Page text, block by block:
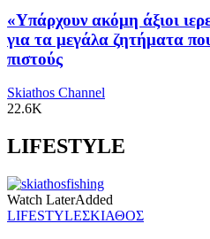
«Υπάρχουν ακόμη άξιοι
για τα μεγάλα ζητήματα
πιστούς
Skiathos Channel
22.6K
LIFESTYLE
Watch LaterAdded
LIFESTYLEΣΚΙΑΘΟΣ